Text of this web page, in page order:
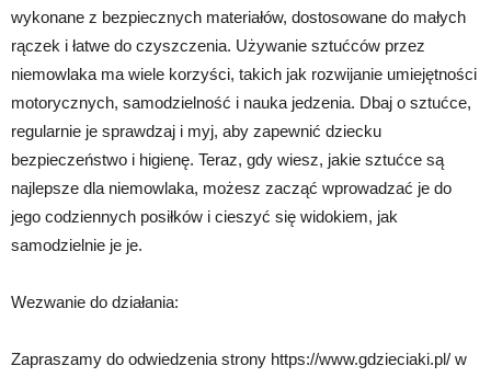
wykonane z bezpiecznych materiałów, dostosowane do małych
rączek i łatwe do czyszczenia. Używanie sztućców przez
niemowlaka ma wiele korzyści, takich jak rozwijanie umiejętności
motorycznych, samodzielność i nauka jedzenia. Dbaj o sztućce,
regularnie je sprawdzaj i myj, aby zapewnić dziecku
bezpieczeństwo i higienę. Teraz, gdy wiesz, jakie sztućce są
najlepsze dla niemowlaka, możesz zacząć wprowadzać je do
jego codziennych posiłków i cieszyć się widokiem, jak
samodzielnie je je.
Wezwanie do działania:
Zapraszamy do odwiedzenia strony https://www.gdzieciaki.pl/ w